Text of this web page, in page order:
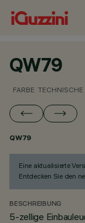
QW79
FARBE TECHNISCHE
QW79
Eine aktualisierte
Entdecken Sie den
BESCHREIBUNG
5-zellige